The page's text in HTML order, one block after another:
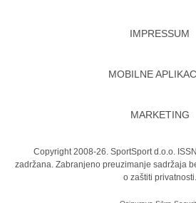
IMPRESSUM
MOBILNE
MARKETING
Copyright 2008-26. SportSport d.o.o.
zadržana. Zabranjeno preuzimanje sadržaja
o zaštiti privatnosti.